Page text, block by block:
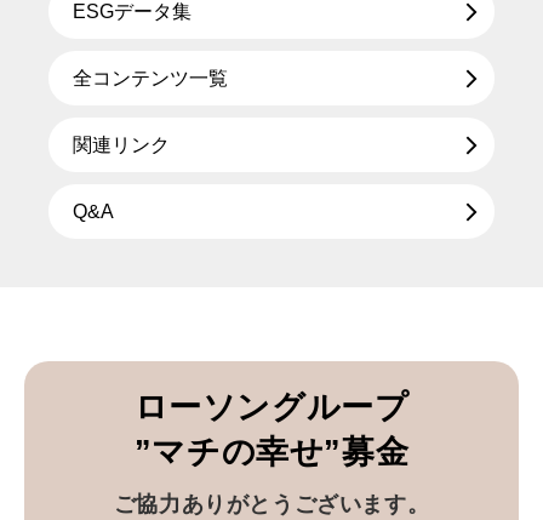
ESGデータ集
全コンテンツ一覧
関連リンク
Q&A
ローソングループ
”マチの幸せ”募金
ご協力ありがとうございます。